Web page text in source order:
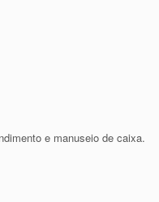
e manuseio de caixa.